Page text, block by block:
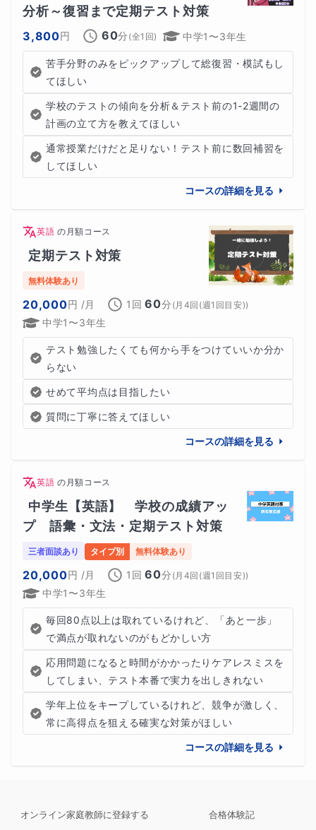
分析～復習まで定期テスト対策
3,800円 60分 (全1 回) 中学1〜3年生
苦手分野のみをピックアップして総復習・模試もし
てほしい
学校のテストの傾向を分析＆テスト前の1-2週間の
計画の立て方を教えてほしい
通常授業だけだと足りない！テスト前に数回補習を
してほしい
コースの詳細を見る
英語 の 月額コース
定期テスト対策
無料体験あり
20,000円 /月 1回 60分 (月4回(週1回目安))
中学1〜3年生
テスト勉強したくても何から手をつけていいか分か
らない
せめて平均点は目指したい
質問に丁寧に答えてほしい
コースの詳細を見る
英語 の 月額コース
中学生【英語】　学校の成績アッ
プ　語彙・文法・定期テスト対策
三者面談あり タイプ別 無料体験あり
20,000円 /月 1回 60分 (月4回(週1回目安))
中学1〜3年生
毎回80点以上は取れているけれど、「あと一歩」
で満点が取れないのがもどかしい方
応用問題になると時間がかかったりケアレスミスを
してしまい、テスト本番で実力を出しきれない
学年上位をキープしているけれど、競争が激しく、
常に高得点を狙える確実な対策がほしい
コースの詳細を見る
オンライン家庭教師に登録する 合格体験記